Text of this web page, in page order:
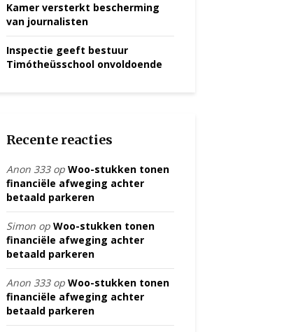
Kamer versterkt bescherming
van journalisten
Inspectie geeft bestuur
Timótheüsschool onvoldoende
Recente reacties
Anon 333op Woo-stukken tonen
financiële afweging achter
betaald parkeren
Simon op Woo-stukken tonen
financiële afweging achter
betaald parkeren
Anon 333op Woo-stukken tonen
financiële afweging achter
betaald parkeren